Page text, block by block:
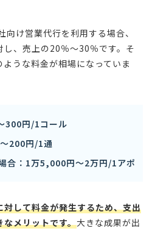
け営業代行を利用する場合、
、売上の20％〜30％です。そ
うな料金が相場になっていま
300円/1コール
200円/1通
合：1万5,000円〜2万円/1アポ
して料金が発生するため、支出
なメリットです。大きな成果が出